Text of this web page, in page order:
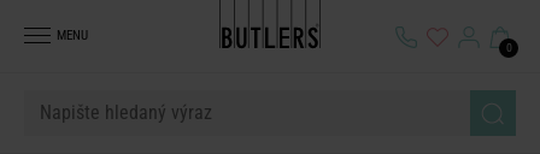
MENU
0